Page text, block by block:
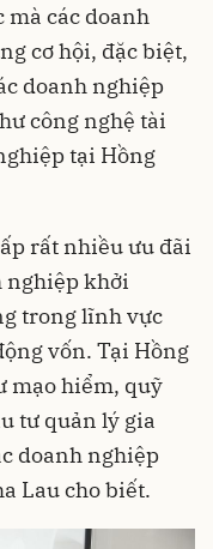
mà các doanh
cơ hội, đặc biệt,
doanh nghiệp
công nghệ tài
tại Hồng
rất nhiều ưu đãi
nghiệp khởi
trong lĩnh vực
vốn. Tại Hồng
mạo hiểm, quỹ
tư quản lý gia
doanh nghiệp
Lau cho biết.